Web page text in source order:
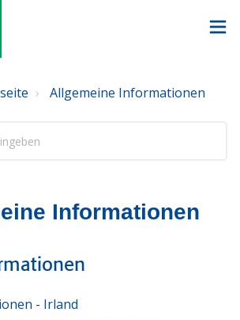
Allgemeine Informationen
Informationen
- Irland